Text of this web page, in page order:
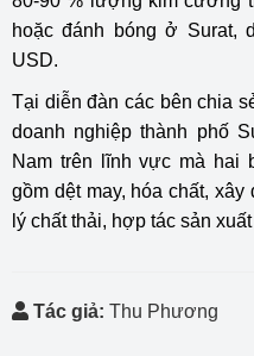
hoặc đánh bóng ở Surat,
USD.
Tại diễn đàn các bên chia
doanh nghiệp thành phố
Nam trên lĩnh vực mà hai
gồm dệt may, hóa chất,
lý chất thải, hợp tác sản
Tác giả: Thu Phương